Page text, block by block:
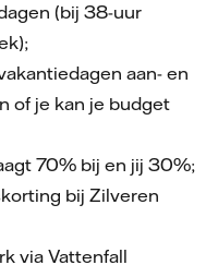
(bij 38-uur
aan- en
of je kan je budget
70% bij en jij 30%;
bij Zilveren
via Vattenfall